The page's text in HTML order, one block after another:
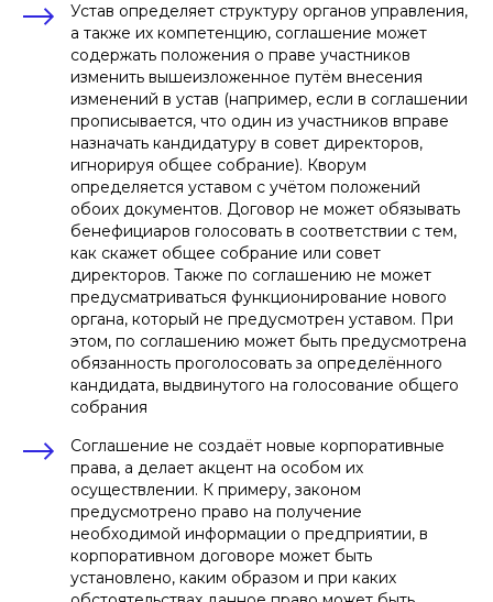
Устав определяет структуру органов управления,
а также их компетенцию, соглашение может
содержать положения о праве участников
изменить вышеизложенное путём внесения
изменений в устав (например, если в соглашении
прописывается, что один из участников вправе
назначать кандидатуру в совет директоров,
игнорируя общее собрание). Кворум
определяется уставом с учётом положений
обоих документов. Договор не может обязывать
бенефициаров голосовать в соответствии с тем,
как скажет общее собрание или совет
директоров. Также по соглашению не может
предусматриваться функционирование нового
органа, который не предусмотрен уставом. При
этом, по соглашению может быть предусмотрена
обязанность проголосовать за определённого
кандидата, выдвинутого на голосование общего
собрания
Соглашение не создаёт новые корпоративные
права, а делает акцент на особом их
осуществлении. К примеру, законом
предусмотрено право на получение
необходимой информации о предприятии, в
корпоративном договоре может быть
установлено, каким образом и при каких